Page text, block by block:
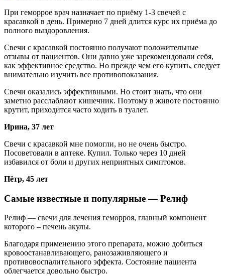
При геморрое врач назначает по приёму 1-3 свечей с
красавкой в день. Примерно 7 дней длится курс их приёма до
полного выздоровления.
Свечи с красавкой постоянно получают положительные
отзывы от пациентов. Они давно уже зарекомендовали себя,
как эффективное средство. Но прежде чем его купить, следует
внимательно изучить все противопоказания.
Свечи оказались эффективными. Но стоит знать, что они
заметно расслабляют кишечник. Поэтому в животе постоянно
крутит, приходится часто ходить в туалет.
Ирина, 37 лет
Свечи с красавкой мне помогли, но не очень быстро.
Посоветовали в аптеке. Купил. Только через 10 дней
избавился от боли и других неприятных симптомов.
Пётр, 45 лет
Самые известные и популярные — Релиф
Релиф — свечи для лечения геморроя, главный компонент
которого – печень акулы.
Благодаря применению этого препарата, можно добиться
кровоостанавливающего, ранозаживляющего и
противовоспалительного эффекта. Состояние пациента
облегчается довольно быстро.